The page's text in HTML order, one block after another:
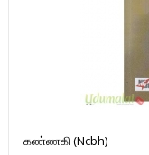
கண்ணகி (Ncbh)